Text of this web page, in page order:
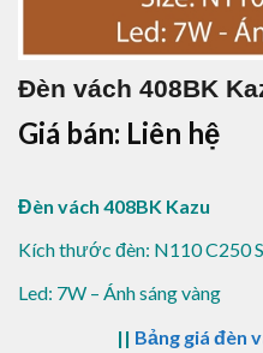
Đèn vách 408BK
Giá bán: Liên hệ
Đèn vách 408BK Kazu
Kích thước đèn: N110 C250
Led: 7W – Ánh sáng vàng
|| Bảng giá đèn